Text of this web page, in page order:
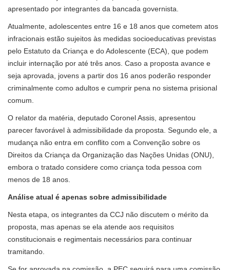
apresentado por integrantes da bancada governista.
Atualmente, adolescentes entre 16 e 18 anos que cometem atos
infracionais estão sujeitos às medidas socioeducativas previstas
pelo Estatuto da Criança e do Adolescente (ECA), que podem
incluir internação por até três anos. Caso a proposta avance e
seja aprovada, jovens a partir dos 16 anos poderão responder
criminalmente como adultos e cumprir pena no sistema prisional
comum.
O relator da matéria, deputado Coronel Assis, apresentou
parecer favorável à admissibilidade da proposta. Segundo ele, a
mudança não entra em conflito com a Convenção sobre os
Direitos da Criança da Organização das Nações Unidas (ONU),
embora o tratado considere como criança toda pessoa com
menos de 18 anos.
Análise atual é apenas sobre admissibilidade
Nesta etapa, os integrantes da CCJ não discutem o mérito da
proposta, mas apenas se ela atende aos requisitos
constitucionais e regimentais necessários para continuar
tramitando.